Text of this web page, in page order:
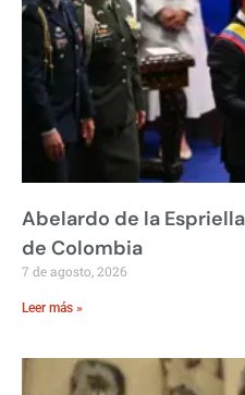
Abelardo de la
de Colombia
7 de agosto, 2026
Leer más »